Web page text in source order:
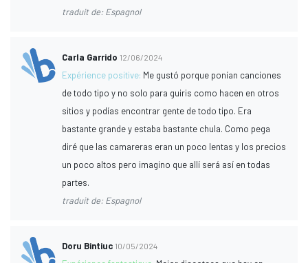
traduit de: Espagnol
Carla Garrido 12/06/2024
Expérience positive: Me gustó porque ponían canciones
de todo tipo y no solo para guiris como hacen en otros
sitios y podías encontrar gente de todo tipo. Era
bastante grande y estaba bastante chula. Como pega
diré que las camareras eran un poco lentas y los precios
un poco altos pero imagino que allí será así en todas
partes.
traduit de: Espagnol
Doru Bintiuc 10/05/2024